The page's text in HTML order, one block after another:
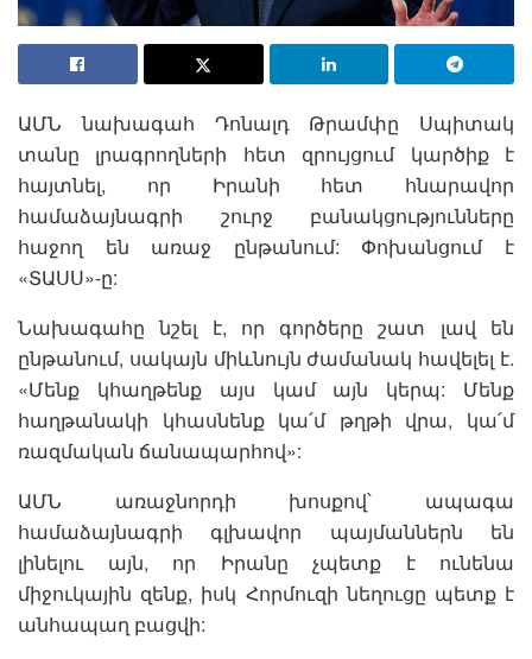
ԱՄՆ նախագահ Դոնալդ Թրամփը Սպիտակ
տանը լրագրողների հետ զրույցում կարծիք է
հայտնել, որ Իրանի հետ հնարավոր
համաձայնագրի շուրջ բանակցությունները
հաջող են առաջ ընթանում: Փոխանցում է
«ՏԱՍՍ»-ը:
Նախագահը նշել է, որ գործերը շատ լավ են
ընթանում, սակայն միևնույն ժամանակ հավելել է.
«Մենք կհաղթենք այս կամ այն կերպ: Մենք
հաղթանակի կհասնենք կա՛մ թղթի վրա, կա՛մ
ռազմական ճանապարհով»:
ԱՄՆ առաջնորդի խոսքով՝ ապագա
համաձայնագրի գլխավոր պայմաններն են
լինելու այն, որ Իրանը չպետք է ունենա
միջուկային զենք, իսկ Հորմուզի նեղուցը պետք է
անհապաղ բացվի: